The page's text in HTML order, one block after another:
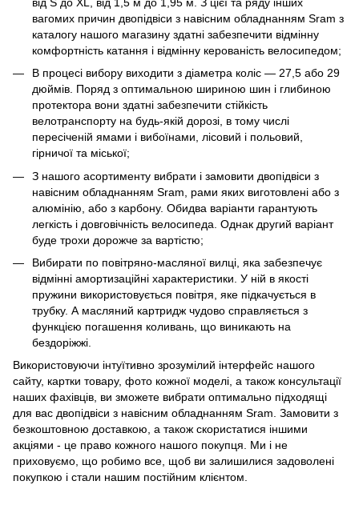
вагомих причин двопідвіси з навісним обладнанням Sram з
каталогу нашого магазину здатні забезпечити відмінну
комфортність катання і відмінну керованість велосипедом;
В процесі вибору виходити з діаметра коліс — 27,5 або 29
дюймів. Поряд з оптимальною шириною шин і глибиною
протектора вони здатні забезпечити стійкість
велотранспорту на будь-якій дорозі, в тому числі
пересіченій ямами і вибоїнами, лісовий і польовий,
гірничої та міської;
З нашого асортименту вибрати і замовити двопідвіси з
навісним обладнанням Sram, рами яких виготовлені або з
алюмінію, або з карбону. Обидва варіанти гарантують
легкість і довговічність велосипеда. Однак другий варіант
буде трохи дорожче за вартістю;
Вибирати по повітряно-масляної вилці, яка забезпечує
відмінні амортизаційні характеристики. У ній в якості
пружини використовується повітря, яке підкачується в
трубку. А масляний картридж чудово справляється з
функцією погашення коливань, що виникають на
бездоріжжі.
Використовуючи інтуїтивно зрозумілий інтерфейс нашого
сайту, картки товару, фото кожної моделі, а також консультації
наших фахівців, ви зможете вибрати оптимально підходящі
для вас двопідвіси з навісним обладнанням Sram. Замовити з
безкоштовною доставкою, а також скористатися іншими
акціями - це право кожного нашого покупця. Ми і не
приховуємо, що робимо все, щоб ви залишилися задоволені
покупкою і стали нашим постійним клієнтом.